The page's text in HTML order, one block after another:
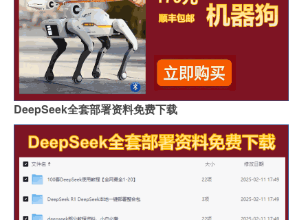
DeepSeek全套部署资料免费下载